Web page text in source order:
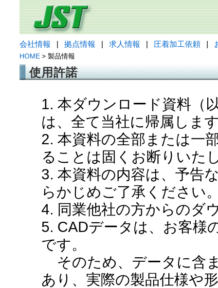
会社情報 拠点情報 求人情報 圧着加工依頼
HOME > 製品情報
使用許諾
1. 本ダウンロード資料（
は、全て当社に帰属しま
2. 本資料の全部または一
ることは固くお断りいた
3. 本資料の内容は、予告
らかじめご了承ください
4. 同業他社の方からのダ
5. CADデータは、お客様
です。
そのため、データに含
あり、実際の製品仕様や